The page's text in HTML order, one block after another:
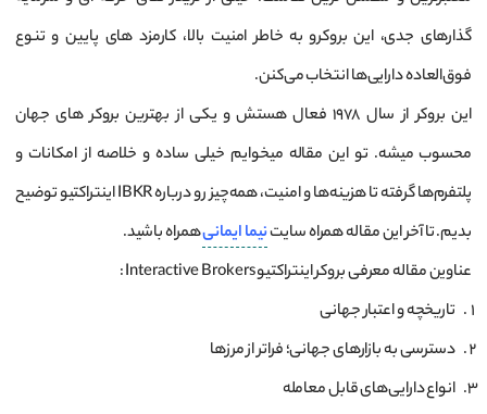
گذارهای جدی، این بروکرو به خاطر امنیت بالا، کارمزد های پایین و تنوع
فوق‌العاده دارایی‌ها انتخاب می‌کنن.
این بروکر از سال 1978 فعال هستش و یکی از بهترین بروکر های جهان
محسوب میشه. تو این مقاله میخوایم خیلی ساده و خلاصه از امکانات و
پلتفرم‌ها گرفته تا هزینه‌ها و امنیت، همه‌چیز رو درباره IBKR اینتراکتیو توضیح
بدیم. تا آخر این مقاله همراه سایتنیما ایمانیهمراه باشید.
عناوین مقاله معرفی بروکر اینتراکتیو Interactive Brokers :
تاریخچه و اعتبار جهانی
دسترسی به بازارهای جهانی؛ فراتر از مرزها
انواع دارایی‌های قابل معامله